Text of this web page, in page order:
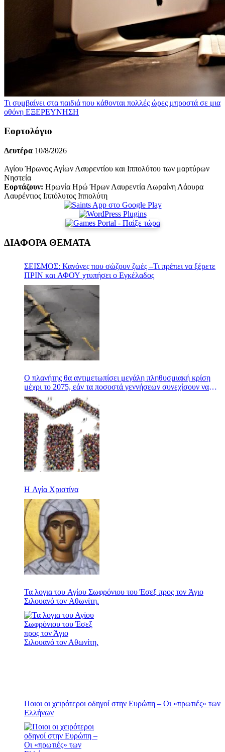
Τι συμβαίνει στα παιδιά που κάθονται πολλές ώρες μπροστά σε μια
οθόνη ΕΞΕΡΕΥΝΗΣΗ
Εορτολόγιο
Δευτέρα 10/8/2026
Αγίου Ήρωνος Αγίων Λαυρεντίου και Ιππολύτου των μαρτύρων
Νηστεία
Εορτάζουν: Ηρωνία Ηρώ Ήρων Λαυρεντία Λωραίνη Λάουρα
Λαυρέντιος Ιππόλυτος Ιππολύτη
ΔΙΑΦΟΡΑ ΘΕΜΑΤΑ
ΣΕΙΣΜΟΣ: Κανόνες που σώζουν ζωές –Τι πρέπει να ξέρετε
ΠΡΙΝ και ΑΦΟΥ χτυπήσει ο Εγκέλαδος
Ο πλανήτης θα αντιμετωπίσει μεγάλη πληθυσμιακή κρίση
μέχρι το 2075, εάν τα ποσοστά γεννήσεων συνεχίσουν να
μειώνονται
Η Αγία Χριστίνα
Τα λογια του Αγίου Σωφρόνιου του Έσεξ προς τον Άγιο
Σιλουανό τον Αθωνίτη.
Ποιοι οι χειρότεροι οδηγοί στην Ευρώπη – Οι «πρωτιές» των
Ελλήνων